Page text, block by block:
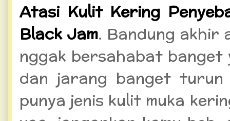
Atasi Kulit Kering
Black Jam. Bandung akhir
nggak bersahabat banget
dan jarang banget turun
punya jenis kulit muka